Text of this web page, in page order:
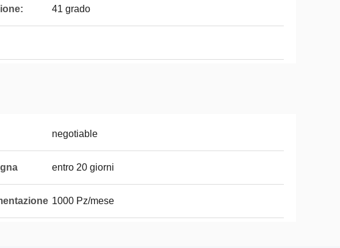
41 grado
negotiable
entro 20 giorni
1000 Pz/mese